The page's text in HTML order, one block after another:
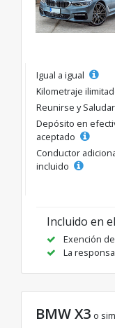
Igual a igual
Kilometraje
Reunirse y Saludar
Depósito en
aceptado
Conductor
incluido
Incluido en
Exención
La
BMW X3 o